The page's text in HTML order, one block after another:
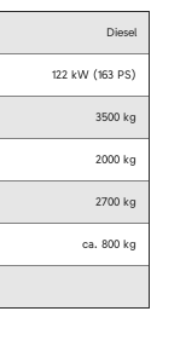
Diesel
122 kW (163 PS)
3500 kg
2000 kg
2700 kg
ca. 800 kg